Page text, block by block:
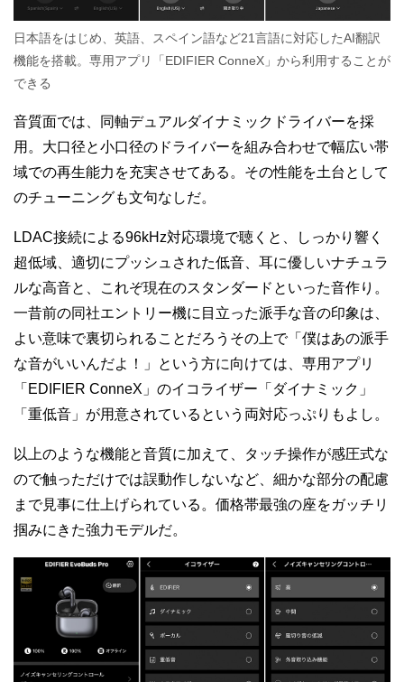
日本語をはじめ、英語、スペイン語など21言語に対応したAI翻訳
機能を搭載。専用アプリ「EDIFIER ConneX」から利用することが
できる
音質面では、同軸デュアルダイナミックドライバーを採
用。大口径と小口径のドライバーを組み合わせで幅広い帯
域での再生能力を充実させてある。その性能を土台として
のチューニングも文句なしだ。
LDAC接続による96kHz対応環境で聴くと、しっかり響く
超低域、適切にプッシュされた低音、耳に優しいナチュラ
ルな高音と、これぞ現在のスタンダードといった音作り。
一昔前の同社エントリー機に目立った派手な音の印象は、
よい意味で裏切られることだろうその上で「僕はあの派手
な音がいいんだよ！」という方に向けては、専用アプリ
「EDIFIER ConneX」のイコライザー「ダイナミック」
「重低音」が用意されているという両対応っぷりもよし。
以上のような機能と音質に加えて、タッチ操作が感圧式な
ので触っただけでは誤動作しないなど、細かな部分の配慮
まで見事に仕上げられている。価格帯最強の座をガッチリ
掴みにきた強力モデルだ。